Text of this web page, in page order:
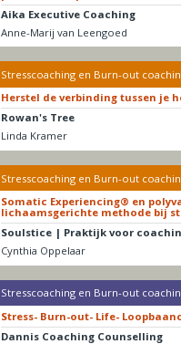
Aika Executive Coaching
Anne-Marij van Leengoed
Stresscoaching en Burn-out
Herstel de verbinding tussen je
Rowan's Tree
Linda Kramer
Stresscoaching en Burn-out
Somatic Experiencing® en
lichaamsgerichte methode bij
Soulstice | Praktijk voor
Cynthia Oppelaar
Stresscoaching en Burn-out
Stress- Burn-out- Life-
Dannis Coaching Counselling